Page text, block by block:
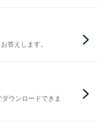
答えします。
ウンロードできま